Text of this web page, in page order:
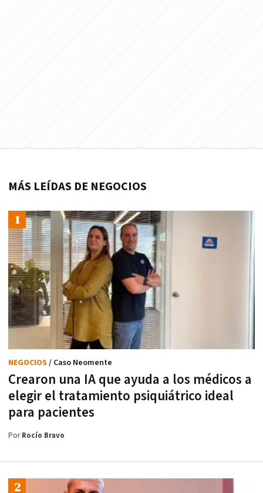
MÁS LEÍDAS DE NEGOCIOS
Crearon una IA que ayuda a los médicos a
elegir el tratamiento psiquiátrico ideal
para pacientes
NEGOCIOS / Caso Neomente
PorRocío Bravo